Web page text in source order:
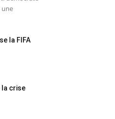
une
la FIFA
la crise